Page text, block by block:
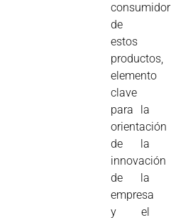
consumidor
de
estos
productos,
elemento
clave
para la
orientación
de la
innovación
de la
empresa
y el